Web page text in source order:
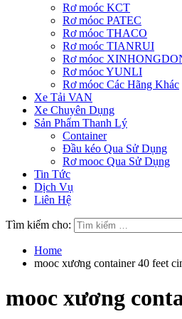
Rơ moóc KCT
Rơ móoc PATEC
Rơ móoc THACO
Rơ moóc TIANRUI
Rơ móoc
Rơ móoc YUNLI
Rơ móoc Các Hãng Khác
Xe Tải VAN
Xe Chuyên Dụng
Sản Phẩm Thanh Lý
Container
Đầu kéo Qua Sử Dụng
Rơ mooc Qua Sử Dụng
Tin Tức
Dịch Vụ
Liên Hệ
Tìm kiếm cho:
Home
mooc xương container 40 feet
mooc xương